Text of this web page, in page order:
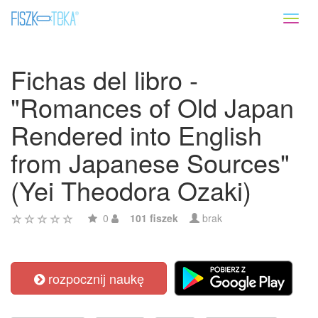
Fichas del libro -
"Romances of Old Japan
Rendered into English
from Japanese Sources"
(Yei Theodora Ozaki)
0 101 fiszek brak
rozpocznij naukę